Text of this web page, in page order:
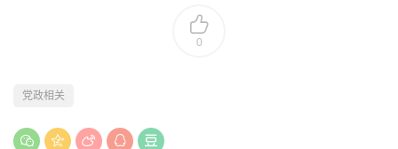
0
党政相关